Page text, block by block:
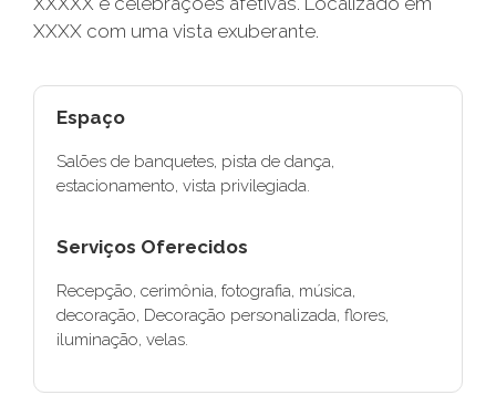
XXXX com uma vista exuberante.
Espaço
Salões de banquetes, pista de dança,
estacionamento, vista privilegiada.
Serviços Oferecidos
Recepção, cerimônia, fotografia, música,
decoração, Decoração personalizada, flores,
iluminação, velas.